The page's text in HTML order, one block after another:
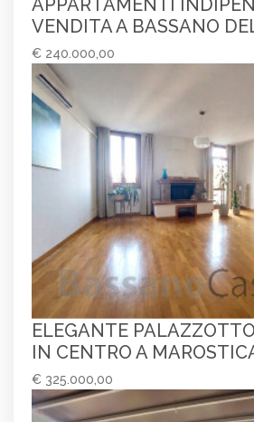
VENDITA A BASSANO
€ 240.000,00
ELEGANTE
IN CENTRO A
€ 325.000,00